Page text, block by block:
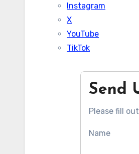
Instagram
X
YouTube
TikTok
Send
Please fill
Name